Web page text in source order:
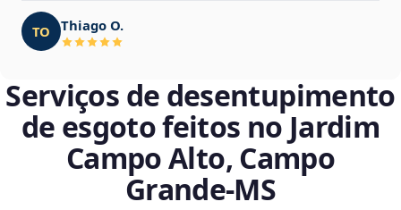
TO Thiago O.
Serviços de desentupimento
de esgoto feitos no Jardim
Campo Alto, Campo
Grande‑MS